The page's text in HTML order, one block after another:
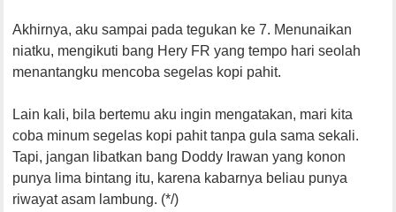
Akhirnya, aku sampai pada tegukan ke 7. Menunaikan
niatku, mengikuti bang Hery FR yang tempo hari seolah
menantangku mencoba segelas kopi pahit.
Lain kali, bila bertemu aku ingin mengatakan, mari kita
coba minum segelas kopi pahit tanpa gula sama sekali.
Tapi, jangan libatkan bang Doddy Irawan yang konon
punya lima bintang itu, karena kabarnya beliau punya
riwayat asam lambung. (*/)